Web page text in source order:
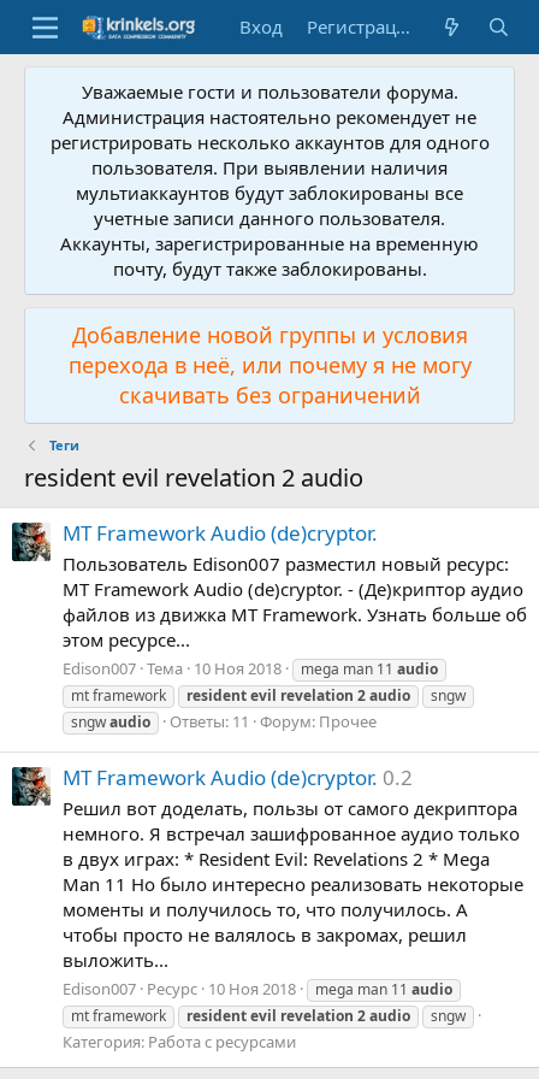
Вход Регистрация
Уважаемые гости и пользователи форума.
Администрация настоятельно рекомендует не
регистрировать несколько аккаунтов для одного
пользователя. При выявлении наличия
мультиаккаунтов будут заблокированы все
учетные записи данного пользователя.
Аккаунты, зарегистрированные на временную
почту, будут также заблокированы.
Добавление новой группы и условия
перехода в неё, или почему я не могу
скачивать без ограничений
Теги
resident evil revelation 2 audio
MT Framework Audio (de)cryptor.
Пользователь Edison007 разместил новый ресурс:
MT Framework Audio (de)cryptor. - (Де)криптор аудио
файлов из движка MT Framework. Узнать больше об
этом ресурсе...
Edison007 Тема 10 Ноя 2018 mega man 11 audio
mt framework
residentevil revelation 2audio
sngw
sngwaudio Ответы: 11 Форум: Прочее
MT Framework Audio (de)cryptor. 0.2
Решил вот доделать, пользы от самого декриптора
немного. Я встречал зашифрованное аудио только
в двух играх: * Resident Evil: Revelations 2 * Mega
Man 11 Но было интересно реализовать некоторые
моменты и получилось то, что получилось. А
чтобы просто не валялось в закромах, решил
выложить...
Edison007 Ресурс 10 Ноя 2018 mega man 11 audio
mt framework
residentevil revelation 2audio sngw
Категория: Работа с ресурсами